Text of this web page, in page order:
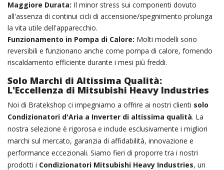
Maggiore Durata: Il minor stress sui componenti dovuto
all'assenza di continui cicli di accensione/spegnimento prolunga
la vita utile dell'apparecchio.
Funzionamento in Pompa di Calore: Molti modelli sono
reversibili e funzionano anche come pompa di calore, fornendo
riscaldamento efficiente durante i mesi più freddi.
Solo Marchi di Altissima Qualità:
L'Eccellenza di Mitsubishi Heavy Industries
Noi di Bratekshop ci impegniamo a offrire ai nostri clienti solo
Condizionatori d'Aria a Inverter di altissima qualità. La
nostra selezione è rigorosa e include esclusivamente i migliori
marchi sul mercato, garanzia di affidabilità, innovazione e
performance eccezionali. Siamo fieri di proporre tra i nostri
prodotti i Condizionatori Mitsubishi Heavy Industries, un